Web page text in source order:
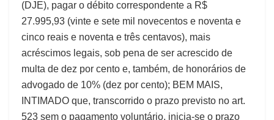
(DJE), pagar o débito correspondente a R$
27.995,93 (vinte e sete mil novecentos e noventa e
cinco reais e noventa e três centavos), mais
acréscimos legais, sob pena de ser acrescido de
multa de dez por cento e, também, de honorários de
advogado de 10% (dez por cento); BEM MAIS,
INTIMADO que, transcorrido o prazo previsto no art.
523 sem o pagamento voluntário, inicia-se o prazo